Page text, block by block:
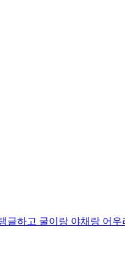
글하고 굴이랑 야채랑 어